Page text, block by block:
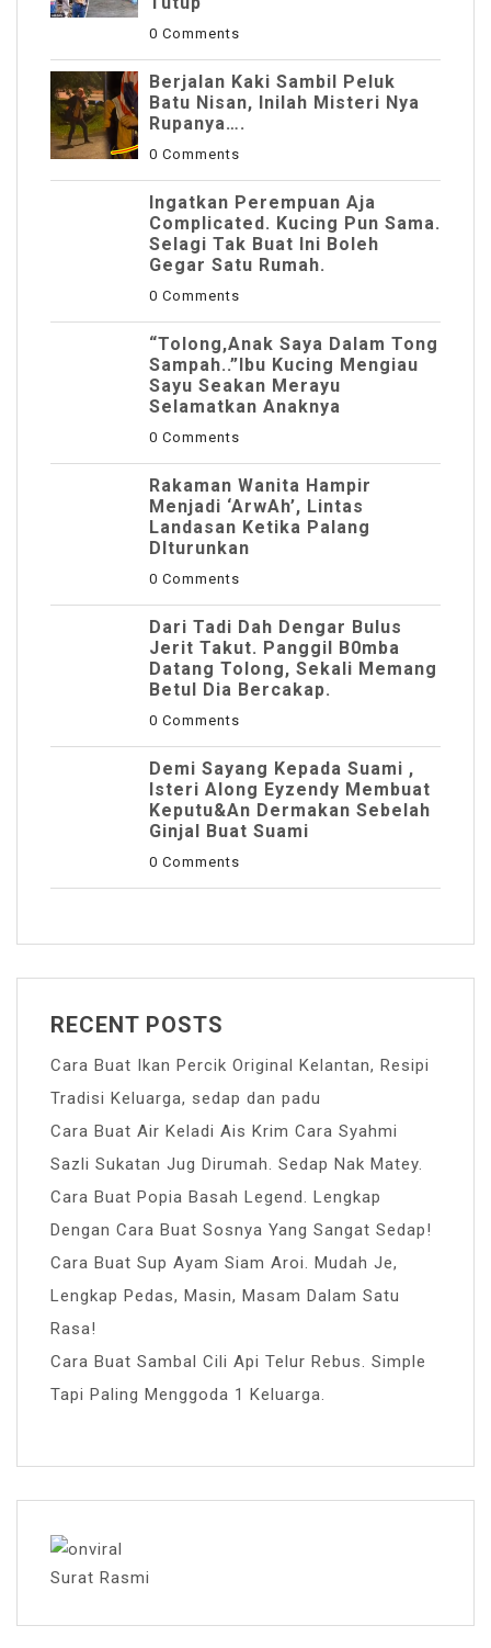
0 Comments
Berjalan Kaki Sambil Peluk
Batu Nisan, Inilah Misteri Nya
Rupanya….
0 Comments
Ingatkan Perempuan Aja
Complicated. Kucing Pun Sama.
Selagi Tak Buat Ini Boleh
Gegar Satu Rumah.
0 Comments
“Tolong,Anak Saya Dalam Tong
Sampah..”Ibu Kucing Mengiau
Sayu Seakan Merayu
Selamatkan Anaknya
0 Comments
Rakaman Wanita Hampir
Menjadi ‘ArwAh’, Lintas
Landasan Ketika Palang
DIturunkan
0 Comments
Dari Tadi Dah Dengar Bulus
Jerit Takut. Panggil B0mba
Datang Tolong, Sekali Memang
Betul Dia Bercakap.
0 Comments
Demi Sayang Kepada Suami ,
Isteri Along Eyzendy Membuat
Keputu&an Dermakan Sebelah
Ginjal Buat Suami
0 Comments
RECENT POSTS
Cara Buat Ikan Percik Original Kelantan, Resipi
Tradisi Keluarga, sedap dan padu
Cara Buat Air Keladi Ais Krim Cara Syahmi
Sazli Sukatan Jug Dirumah. Sedap Nak Matey.
Cara Buat Popia Basah Legend. Lengkap
Dengan Cara Buat Sosnya Yang Sangat Sedap!
Cara Buat Sup Ayam Siam Aroi. Mudah Je,
Lengkap Pedas, Masin, Masam Dalam Satu
Rasa!
Cara Buat Sambal Cili Api Telur Rebus. Simple
Tapi Paling Menggoda 1 Keluarga.
Surat Rasmi